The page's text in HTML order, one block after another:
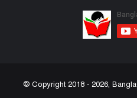
© Copyright 2018 - 2026,